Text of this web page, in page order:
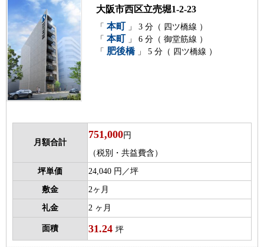
大阪市西区立売堀1-2-23
「 本町 」 3 分（ 四ツ橋線 ）
「 本町 」 6 分（ 御堂筋線 ）
「
肥後橋 」 5 分（ 四ツ橋線 ）
月額合計
751,000円
（税別・共益費含）
坪単価 24,040 円／坪
敷金 2ヶ月
礼金 2 ヶ月
面積 31.24 坪